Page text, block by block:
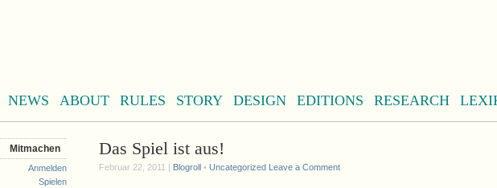
NEWS ABOUT RULES STORY DESIGN EDITIONS RESEARCH
Mitmachen
Anmelden
Spielen
Das Spiel ist aus!
Februar 22, 2011 | Blogroll • Uncategorized Leave a Comment